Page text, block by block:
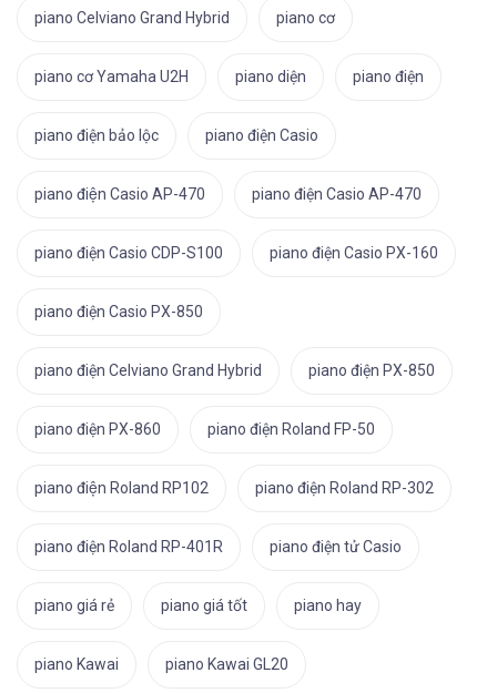
piano Celviano Grand Hybrid piano cơ
piano cơ Yamaha U2H piano diện piano điện
piano điện bảo lộc piano điện Casio
piano điện Casio AP-470 piano điện Casio AP-470
piano điện Casio CDP-S100 piano điện Casio PX-160
piano điện Casio PX-850
piano điện Celviano Grand Hybrid piano điện PX-850
piano điện PX-860 piano điện Roland FP-50
piano điện Roland RP102 piano điện Roland RP-302
piano điện Roland RP-401R piano điện tử Casio
piano giá rẻ piano giá tốt piano hay
piano Kawai piano Kawai GL20